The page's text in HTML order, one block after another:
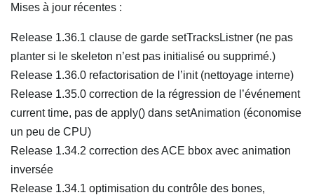
Mises à jour récentes :
Release 1.36.1 clause de garde setTracksListner (ne pas
planter si le skeleton n’est pas initialisé ou supprimé.)
Release 1.36.0 refactorisation de l’init (nettoyage interne)
Release 1.35.0 correction de la régression de l’événement
current time, pas de apply() dans setAnimation (économise
un peu de CPU)
Release 1.34.2 correction des ACE bbox avec animation
inversée
Release 1.34.1 optimisation du contrôle des bones,